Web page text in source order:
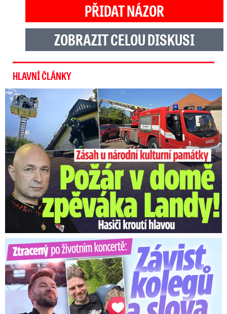
PŘIDAT NÁZOR
ZOBRAZIT CELOU DISKUSI
HLAVNÍ ČLÁNKY
U Daniela Landy hořelo! Hasiči kroutí hlavou
Ztracený po životním koncertě: Závist kolegů a teplý popík